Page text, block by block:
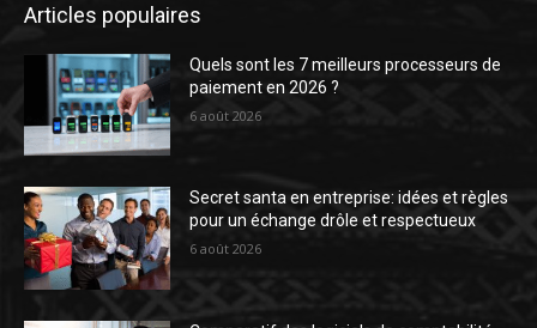
Articles populaires
Quels sont les 7 meilleurs processeurs de
paiement en 2026 ?
6 août 2026
Secret santa en entreprise: idées et règles
pour un échange drôle et respectueux
6 août 2026